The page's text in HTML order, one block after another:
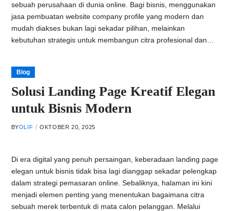
sebuah perusahaan di dunia online. Bagi bisnis, menggunakan
jasa pembuatan website company profile yang modern dan
mudah diakses bukan lagi sekadar pilihan, melainkan
kebutuhan strategis untuk membangun citra profesional dan…
Blog
Solusi Landing Page Kreatif Elegan
untuk Bisnis Modern
BYOLIF OKTOBER 20, 2025
Di era digital yang penuh persaingan, keberadaan landing page
elegan untuk bisnis tidak bisa lagi dianggap sekadar pelengkap
dalam strategi pemasaran online. Sebaliknya, halaman ini kini
menjadi elemen penting yang menentukan bagaimana citra
sebuah merek terbentuk di mata calon pelanggan. Melalui